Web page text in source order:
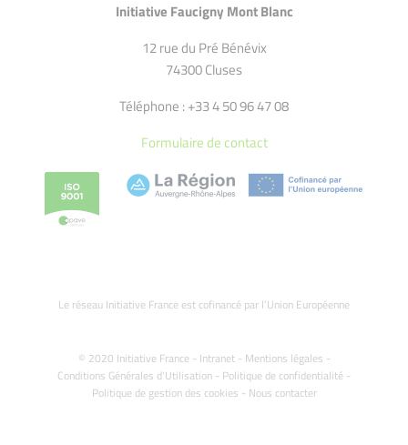
Initiative Faucigny Mont Blanc
12 rue du Pré Bénévix
74300 Cluses
Téléphone : +33 4 50 96 47 08
Formulaire de contact
Le réseau Initiative France est cofinancé par l’Union Européenne
© 2020 Initiative France - Intranet- Mentions légales -
Conditions Générales d'Utilisation - Politique de confidentialité -
Politique de gestion des cookies - Nous contacter